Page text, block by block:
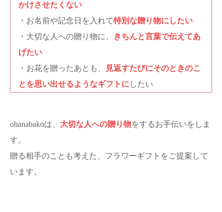
かけさせたくない
・お名前や記念日を入れて特別な贈り物にしたい
・大切な人への贈り物に、
きちんと言葉で伝えてあ
げたい
・お花を贈ったあとも、
見返すたびにそのときのこ
とを思い出せるようなギフトに したい
ohanabakoは、 大切な人への贈り物をするお手伝いをしま
す。
贈る相手のことも考えた、フラワーギフトをご提案して
います。